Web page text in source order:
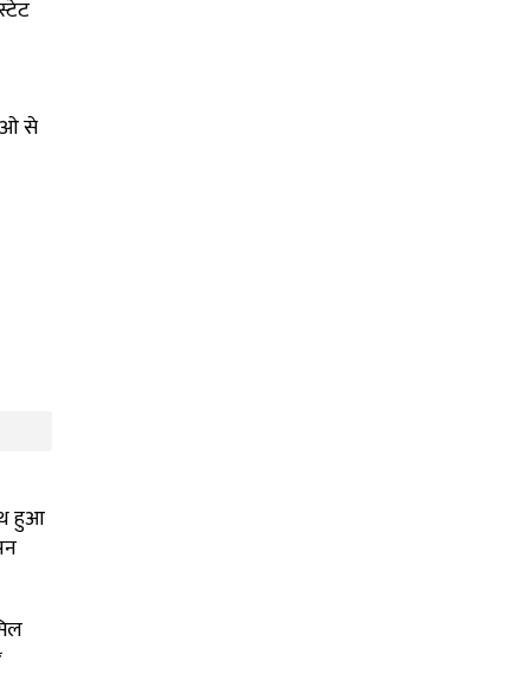
से
हुआ